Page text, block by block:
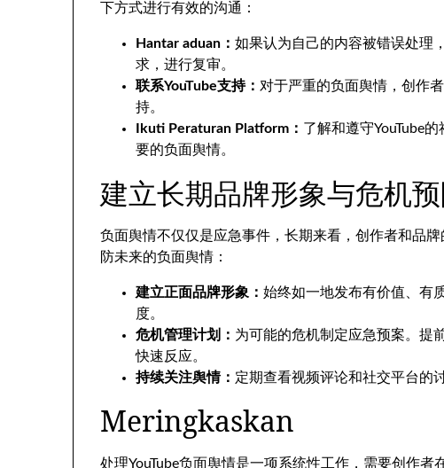
下方式进行有效的沟通 ：
Hantar aduan： 如果认为自己的内容被错误处理 ，
求 ， 进行复审。
联系YouTube支持： 对于严重的负面舆情 ， 创作
持。
Ikuti Peraturan Platform： 了解和遵守YouTube的
要的负面舆情。
建立长期品牌形象与危机
负面舆情不仅仅是应急事件 ， 长期来看 ， 创作者和品
防未来的负面舆情 ：
建立正面品牌形象 ： 始终如一地发布有价值 有
度。
危机管理计划
： 为可能的危机制定应急预案。 提
快速反应 。
持续关注舆情： 定期查看视频评论和社交平台的
Meringkaskan
处理YouTube负面舆情是一项系统性工作 ， 需要创作者